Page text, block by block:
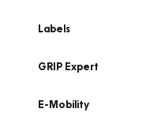
Labels
GRIP Expert
E-Mobility